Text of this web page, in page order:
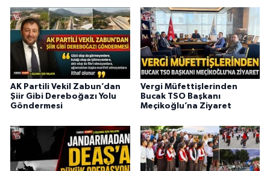
AK Partili Vekil Zabun’dan
Şiir Gibi Dereboğazı Yolu
Göndermesi
Vergi Müfettişlerinden
Bucak TSO Başkanı
Meçikoğlu’na Ziyaret